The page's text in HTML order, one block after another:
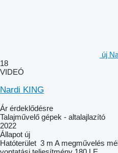
új
18
VIDEÓ
Nardi KING
Ár érdeklődésre
Talajművelő gépek - altalajlazító
2022
Állapot új
Hatóterület 3 m A megművelés